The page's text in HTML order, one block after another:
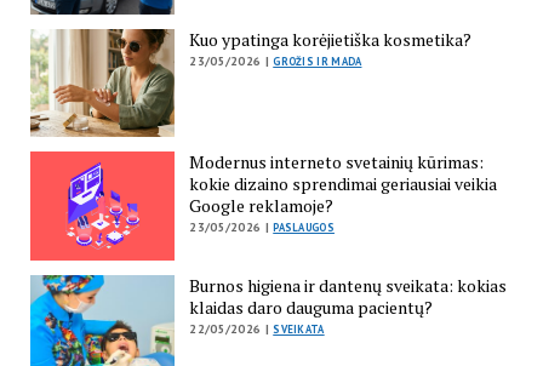
Kuo ypatinga korėjietiška kosmetika?
23/05/2026 |GROŽIS IR MADA
Modernus interneto svetainių kūrimas:
kokie dizaino sprendimai geriausiai veikia
Google reklamoje?
23/05/2026 |PASLAUGOS
Burnos higiena ir dantenų sveikata: kokias
klaidas daro dauguma pacientų?
22/05/2026 |SVEIKATA